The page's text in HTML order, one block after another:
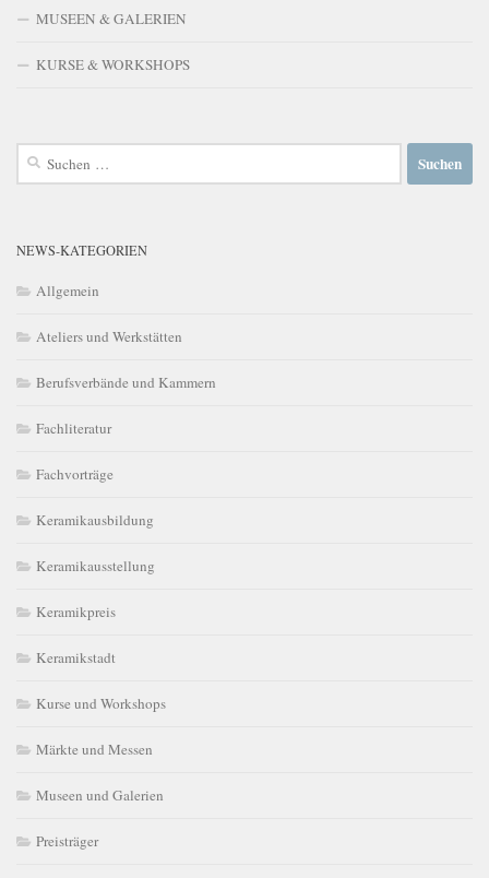
MUSEEN & GALERIEN
KURSE & WORKSHOPS
Suchen
NEWS-KATEGORIEN
Allgemein
Ateliers und Werkstätten
Berufsverbände und Kammern
Fachliteratur
Fachvorträge
Keramikausbildung
Keramikausstellung
Keramikpreis
Keramikstadt
Kurse und Workshops
Märkte und Messen
Museen und Galerien
Preisträger